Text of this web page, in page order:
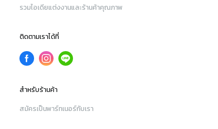
รวมไอเดียแต่งงานและร้านค้าคุณภาพ
ติดตามเราได้ที่
สำหรับร้านค้า
สมัครเป็นพาร์ทเนอร์กับเรา